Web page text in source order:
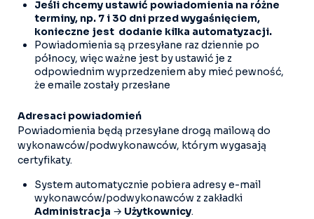
Jeśli chcemy ustawić powiadomienia na różne
terminy, np. 7 i 30 dni przed wygaśnięciem,
konieczne jest dodanie kilka automatyzacji.
Powiadomienia są przesyłane raz dziennie po
północy, więc ważne jest by ustawić je z
odpowiednim wyprzedzeniem aby mieć pewność,
że emaile zostały przesłane
Adresaci powiadomień
Powiadomienia będą przesyłane drogą mailową do
wykonawców/podwykonawców, którym wygasają
certyfikaty.
System automatycznie pobiera adresy e-mail
wykonawców/podwykonawców z zakładki
Administracja → Użytkownicy.